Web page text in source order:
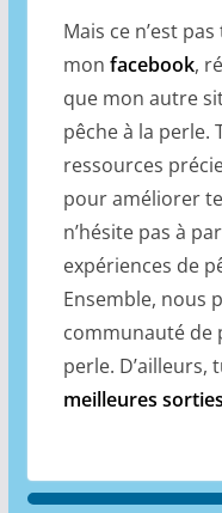
Mais ce n’est
mon facebook,
que mon autre
pêche à la perle.
ressources
pour améliorer
n’hésite pas à
expériences de
Ensemble, nous
communauté de
perle. D’ailleurs,
meilleures